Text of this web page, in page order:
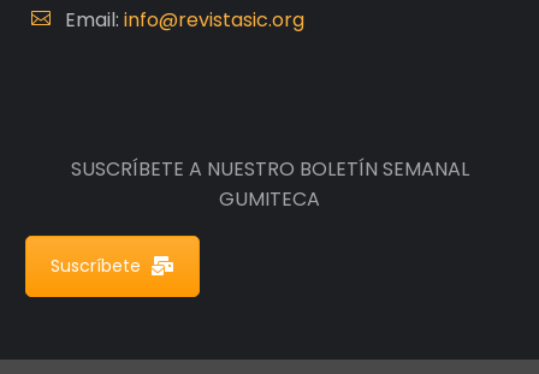
Email: info@revistasic.org
SUSCRÍBETE A NUESTRO BOLETÍN SEMANAL
GUMITECA
Suscríbete